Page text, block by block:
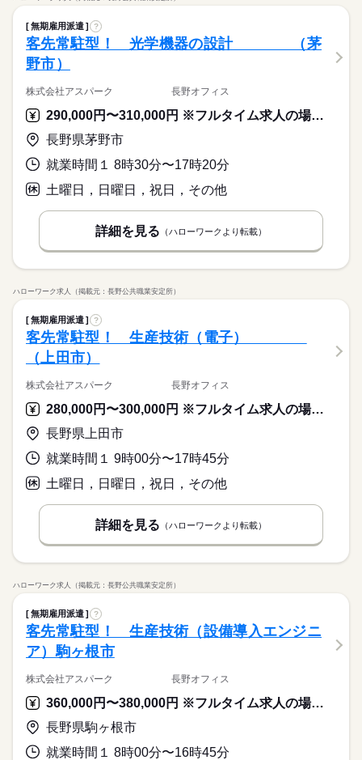
無期雇用派遣 ?
客先常駐型！ 光学機器の設計 （茅
野市）
株式会社アスパーク 長野オフィス
290,000円〜310,000円 ※フルタイム求人の場合は月額（換算額）、パート求人の場合は時間額を表示しています。
長野県茅野市
就業時間１ 8時30分〜17時20分
土曜日，日曜日，祝日，その他
詳細を見る （ハローワークより転載）
ハローワーク求人（掲載元：長野公共職業安定所）
無期雇用派遣 ?
客先常駐型！ 生産技術（電子）
（上田市）
株式会社アスパーク 長野オフィス
280,000円〜300,000円 ※フルタイム求人の場合は月額（換算額）、パート求人の場合は時間額を表示しています。
長野県上田市
就業時間１ 9時00分〜17時45分
土曜日，日曜日，祝日，その他
詳細を見る （ハローワークより転載）
ハローワーク求人（掲載元：長野公共職業安定所）
無期雇用派遣 ?
客先常駐型！ 生産技術（設備導入エンジニ
ア）駒ヶ根市
株式会社アスパーク 長野オフィス
360,000円〜380,000円 ※フルタイム求人の場合は月額（換算額）、パート求人の場合は時間額を表示しています。
長野県駒ヶ根市
就業時間１ 8時00分〜16時45分